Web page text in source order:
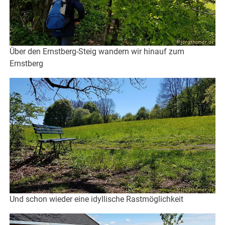
Über den Ernstberg-Steig wandern wir hinauf zum
Ernstberg
Und schon wieder eine idyllische Rastmöglichkeit